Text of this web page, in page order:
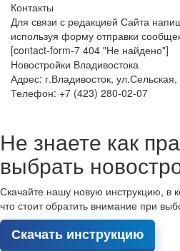
Контакты
Для связи с редакцией Сайта
используя форму отправки
[contact-form-7 404 "Не найдено"]
Новостройки Владивостока
Адрес: г.Владивосток,
Телефон: +7 (423) 280-02-07
Не знаете как
выбрать
Скачайте нашу новую инструкцию, в
что стоит обратить внимание при
Скачать инструкцию